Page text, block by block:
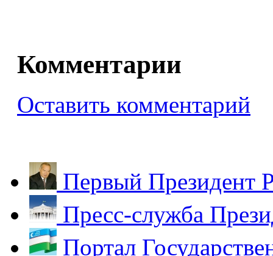
Комментарии
Оставить комментарий
Первый Президент
Пресс-служба
Портал